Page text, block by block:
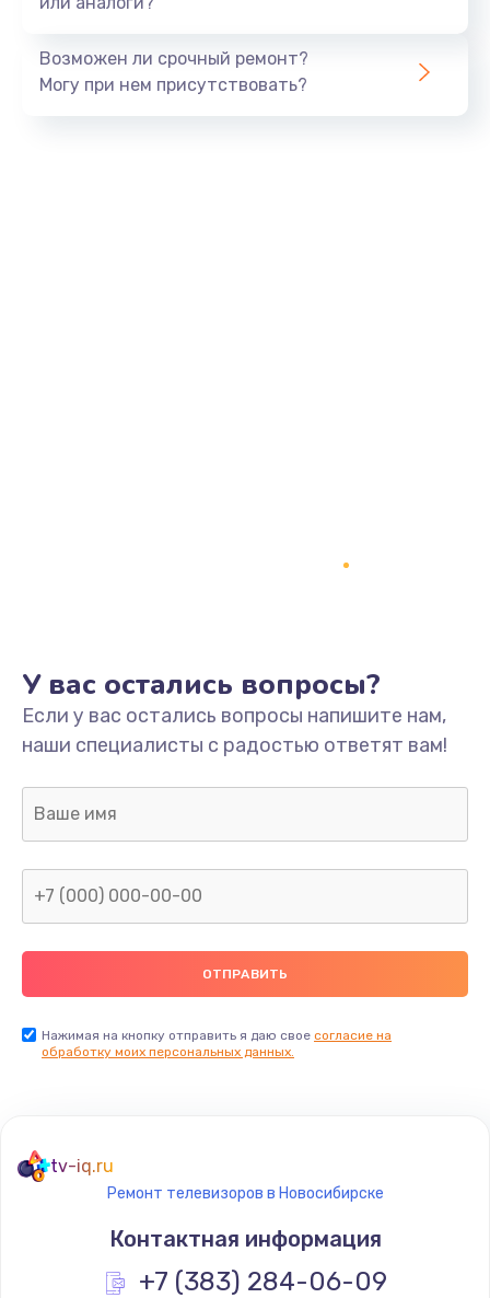
550 руб.
Не включается
1400 руб.
Заказать
800 руб.
400 руб.
Не реагирует на кнопки
Не сопряжается с устройством
Возможен ли срочный ремонт?
Могу при нем присутствовать?
У вас остались вопросы?
Если у вас остались вопросы напишите нам,
наши специалисты с радостью ответят вам!
Нажимая на кнопку отправить я даю свое согласие на
обработку моих персональных данных.
tv-iq.ru
Ремонт телевизоров в Новосибирске
Контактная информация
+7 (383) 284-06-09